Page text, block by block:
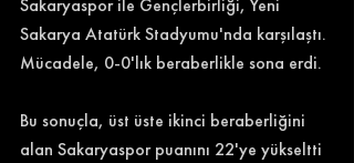
Sakaryaspor ile Gençlerbirliği, Yeni
Sakarya Atatürk Stadyumu'nda karşılaştı.
Mücadele, 0-0'lık beraberlikle sona erdi.
Bu sonuçla, üst üste ikinci beraberliğini
alan Sakaryaspor puanını 22'ye yükseltti